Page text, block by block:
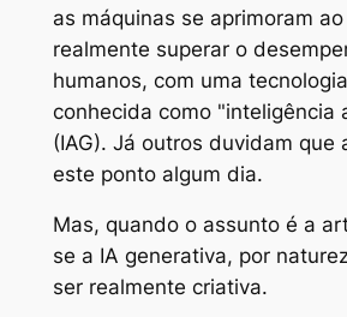
as máquinas se aprimoram
realmente superar o
humanos, com uma
conhecida como "inteligência
(IAG). Já outros duvidam que
este ponto algum dia.
Mas, quando o assunto é a
se a IA generativa, por
ser realmente criativa.